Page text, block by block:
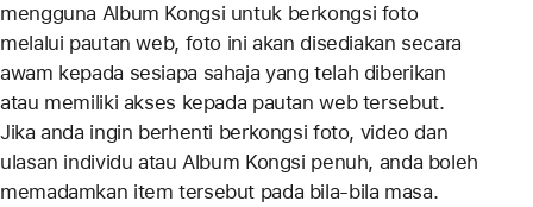
mengguna Album Kongsi untuk berkongsi foto
melalui pautan web, foto ini akan disediakan secara
awam kepada sesiapa sahaja yang telah diberikan
atau memiliki akses kepada pautan web tersebut.
Jika anda ingin berhenti berkongsi foto, video dan
ulasan individu atau Album Kongsi penuh, anda boleh
memadamkan item tersebut pada bila-bila masa.